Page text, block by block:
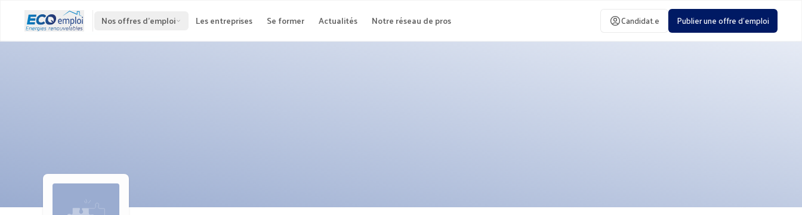
Nos offres d'emploi Les entreprises Se former Actualités Notre réseau de pros Candidat.e Publier une offre d'emploi